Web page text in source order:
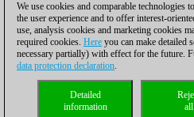
Política de privacidad |
Licencias
Compliance
We use cookies and comparable technologies
the user experience and to offer interest-
use, analysis cookies and marketing cookies
required cookies. Here you can make detailed
necessary partially) with effect for the future.
data protection declaration.
all
Detailed
information